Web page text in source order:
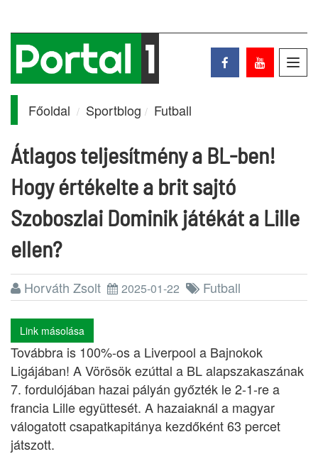
Főoldal Sportblog Futball
Átlagos teljesítmény a BL-ben!
Hogy értékelte a brit sajtó
Szoboszlai Dominik játékát a Lille
ellen?
Horváth Zsolt 2025-01-22 Futball
Link másolása
Továbbra is 100%-os a Liverpool a Bajnokok
Ligájában! A Vörösök ezúttal a BL alapszakaszának
7. fordulójában hazai pályán győzték le 2-1-re a
francia Lille együttesét. A hazaiaknál a magyar
válogatott csapatkapitánya kezdőként 63 percet
játszott.